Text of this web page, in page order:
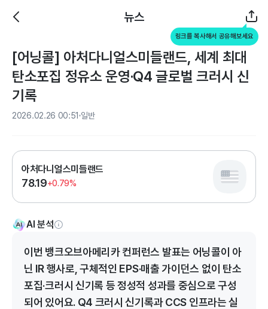
뉴스
링크를 복사해서 공유해보세요
[어닝콜] 아처다니얼스미들랜드, 세계 최대
탄소포집 정유소 운영·Q4 글로벌 크러시 신
기록
2026.02.26 00:51 일반
아처다니얼스미들랜드
78.19+0.79%
AI 분석
이번 뱅크오브아메리카 컨퍼런스 발표는 어닝콜이 아
닌 IR 행사로, 구체적인 EPS·매출 가이던스 없이 탄소
포집·크러시 신기록 등 정성적 성과를 중심으로 구성
되어 있어요. Q4 크러시 신기록과 CCS 인프라는 실